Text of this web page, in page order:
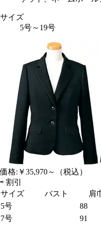
サイズ
5号～19号
価格: ￥35,970～
（税込）
⇨ 割引
サイズ
バスト 肩
5号
88
7号
91